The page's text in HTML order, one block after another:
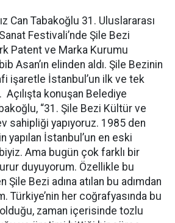
Can Tabakoğlu 31. Uluslararası
Festivali’nde Şile Bezi
Patent ve Marka Kurumu
Asan’ın elinden aldı. Şile Bezinin
işaretle İstanbul’un ilk ve tek
konuşan Belediye
“31. Şile Bezi Kültür ve
sahipliği yapıyoruz. 1985 den
yapılan İstanbul’un en eski
Ama bugün çok farklı bir
duyuyorum. Özellikle bu
Şile Bezi adına atılan bu adımdan
Türkiye’nin her coğrafyasında bu
zaman içerisinde tozlu